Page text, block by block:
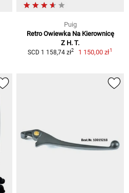
Puig
Retro Owiewka Na Kierownicę
Z H. T.
SCD 1 158,74 zł2 1 150,00 zł1